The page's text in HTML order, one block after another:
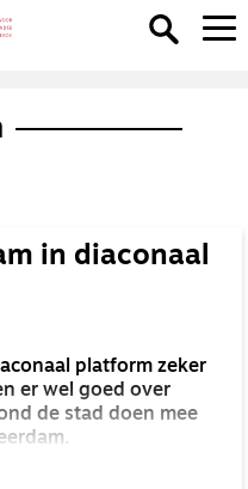
in diaconaal
platform zeker
er wel goed over
de stad doen mee